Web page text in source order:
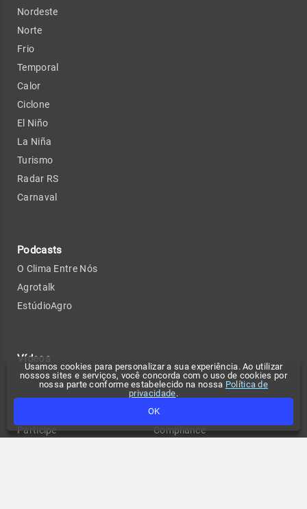
Usamos cookies para personalizar a sua experiência. Ao utilizar
nossos sites e serviços, você concorda com o uso de cookies por
nossa parte conforme estabelecido na nossa Política de
privacidade.
OK
Nordeste
Norte
Frio
Temporal
Calor
Ciclone
El Niño
La Niña
Turismo
Radar RS
Carnaval
Podcasts
O Clima Entre Nós
Agrotalk
EstúdioAgro
Vídeos
Participe
Contato
Compliance